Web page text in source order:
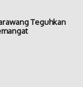
Teguhkan